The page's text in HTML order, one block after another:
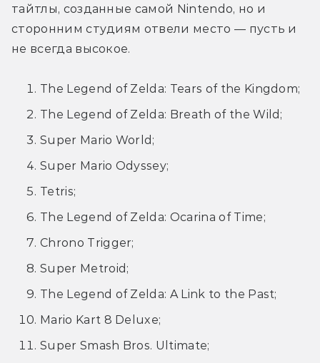
тайтлы, созданные самой Nintendo, но и
сторонним студиям отвели место — пусть и
не всегда высокое.
The Legend of Zelda: Tears of the Kingdom;
The Legend of Zelda: Breath of the Wild;
Super Mario World;
Super Mario Odyssey;
Tetris;
The Legend of Zelda: Ocarina of Time;
Chrono Trigger;
Super Metroid;
The Legend of Zelda: A Link to the Past;
Mario Kart 8 Deluxe;
Super Smash Bros. Ultimate;